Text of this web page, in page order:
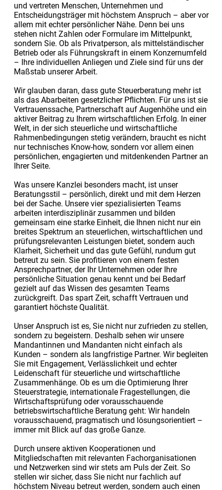
und vertreten Menschen, Unternehmen und
Entscheidungsträger mit höchstem Anspruch – aber vor
allem mit echter persönlicher Nähe. Denn bei uns
stehen nicht Zahlen oder Formulare im Mittelpunkt,
sondern Sie. Ob als Privatperson, als mittelständischer
Betrieb oder als Führungskraft in einem Konzernumfeld
– Ihre individuellen Anliegen und Ziele sind für uns der
Maßstab unserer Arbeit.
Wir glauben daran, dass gute Steuerberatung mehr ist
als das Abarbeiten gesetzlicher Pflichten. Für uns ist sie
Vertrauenssache, Partnerschaft auf Augenhöhe und ein
aktiver Beitrag zu Ihrem wirtschaftlichen Erfolg. In einer
Welt, in der sich steuerliche und wirtschaftliche
Rahmenbedingungen stetig verändern, braucht es nicht
nur technisches Know-how, sondern vor allem einen
persönlichen, engagierten und mitdenkenden Partner an
Ihrer Seite.
Was unsere Kanzlei besonders macht, ist unser
Beratungsstil – persönlich, direkt und mit dem Herzen
bei der Sache. Unsere vier spezialisierten Teams
arbeiten interdisziplinär zusammen und bilden
gemeinsam eine starke Einheit, die Ihnen nicht nur ein
breites Spektrum an steuerlichen, wirtschaftlichen und
prüfungsrelevanten Leistungen bietet, sondern auch
Klarheit, Sicherheit und das gute Gefühl, rundum gut
betreut zu sein. Sie profitieren von einem festen
Ansprechpartner, der Ihr Unternehmen oder Ihre
persönliche Situation genau kennt und bei Bedarf
gezielt auf das Wissen des gesamten Teams
zurückgreift. Das spart Zeit, schafft Vertrauen und
garantiert höchste Qualität.
Unser Anspruch ist es, Sie nicht nur zufrieden zu stellen,
sondern zu begeistern. Deshalb sehen wir unsere
Mandantinnen und Mandanten nicht einfach als
Kunden – sondern als langfristige Partner. Wir begleiten
Sie mit Engagement, Verlässlichkeit und echter
Leidenschaft für steuerliche und wirtschaftliche
Zusammenhänge. Ob es um die Optimierung Ihrer
Steuerstrategie, internationale Fragestellungen, die
Wirtschaftsprüfung oder vorausschauende
betriebswirtschaftliche Beratung geht: Wir handeln
vorausschauend, pragmatisch und lösungsorientiert –
immer mit Blick auf das große Ganze.
Durch unsere aktiven Kooperationen und
Mitgliedschaften mit relevanten Fachorganisationen
und Netzwerken sind wir stets am Puls der Zeit. So
stellen wir sicher, dass Sie nicht nur fachlich auf
höchstem Niveau betreut werden, sondern auch einen